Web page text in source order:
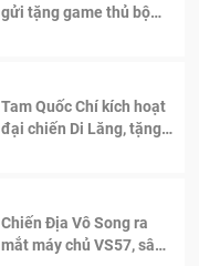
gửi tặng game thủ bộ
Tam Quốc Chí kích hoạt
đại chiến Di Lăng, tặng
Chiến Địa Vô Song ra
mắt máy chủ VS57, sân